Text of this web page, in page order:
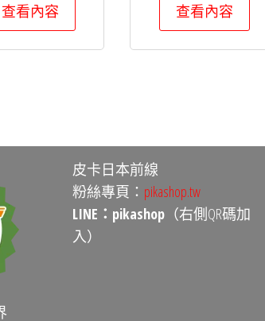
查看內容 查看內容
皮卡日本前線
粉絲專頁： pikashop.tw
LINE：pikashop （右側QR碼加
入）